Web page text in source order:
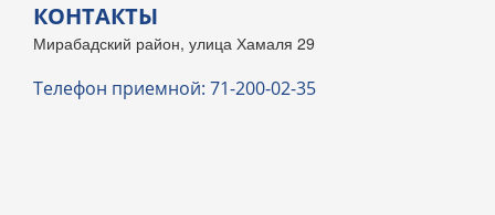
КОНТАКТЫ
Мирабадский район, улица Хамаля 29
Телефон приемной: 71-200-02-35